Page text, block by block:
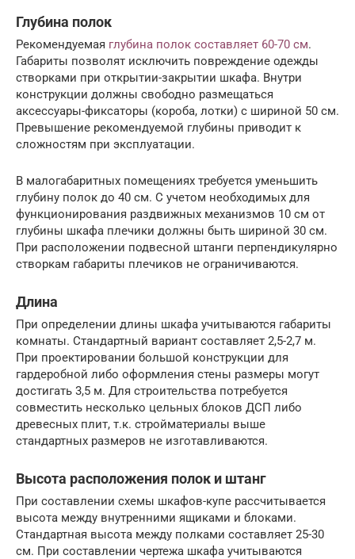
Глубина полок
Рекомендуемая глубина полок составляет 60-70 см.
Габариты позволят исключить повреждение одежды
створками при открытии-закрытии шкафа. Внутри
конструкции должны свободно размещаться
аксессуары-фиксаторы (короба, лотки) с шириной 50 см.
Превышение рекомендуемой глубины приводит к
сложностям при эксплуатации.
В малогабаритных помещениях требуется уменьшить
глубину полок до 40 см. С учетом необходимых для
функционирования раздвижных механизмов 10 см от
глубины шкафа плечики должны быть шириной 30 см.
При расположении подвесной штанги перпендикулярно
створкам габариты плечиков не ограничиваются.
Длина
При определении длины шкафа учитываются габариты
комнаты. Стандартный вариант составляет 2,5-2,7 м.
При проектировании большой конструкции для
гардеробной либо оформления стены размеры могут
достигать 3,5 м. Для строительства потребуется
совместить несколько цельных блоков ДСП либо
древесных плит, т.к. стройматериалы выше
стандартных размеров не изготавливаются.
Высота расположения полок и штанг
При составлении схемы шкафов-купе рассчитывается
высота между внутренними ящиками и блоками.
Стандартная высота между полками составляет 25-30
см. При составлении чертежа шкафа учитываются